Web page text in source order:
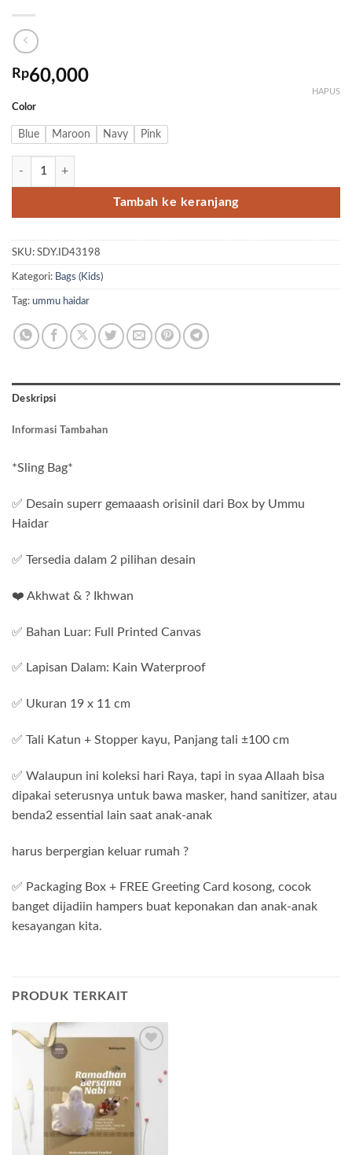
Rp60,000
Color
Blue Maroon Navy Pink
HAPUS
Kuantitas Sling Bag Anak By Ummu Haidar
Tambah ke keranjang
SKU: SDY.ID43198
Kategori: Bags (Kids)
Tag: ummu haidar
Deskripsi
Informasi Tambahan
*Sling Bag*
✅ Desain superr gemaaash orisinil dari Box by Ummu
Haidar
✅ Tersedia dalam 2 pilihan desain
❤️ Akhwat & ? Ikhwan
✅ Bahan Luar: Full Printed Canvas
✅ Lapisan Dalam: Kain Waterproof
✅ Ukuran 19 x 11 cm
✅ Tali Katun + Stopper kayu, Panjang tali ±100 cm
✅ Walaupun ini koleksi hari Raya, tapi in syaa Allaah bisa
dipakai seterusnya untuk bawa masker, hand sanitizer, atau
benda2 essential lain saat anak-anak
harus berpergian keluar rumah ?
✅ Packaging Box + FREE Greeting Card kosong, cocok
banget dijadiin hampers buat keponakan dan anak-anak
kesayangan kita.
PRODUK TERKAIT